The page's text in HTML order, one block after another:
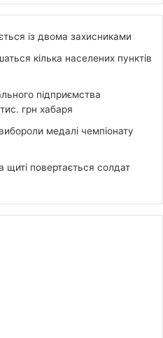
із двома захисниками
кілька населених пунктів
підприємства
грн хабаря
медалі чемпіонату
щиті повертається солдат